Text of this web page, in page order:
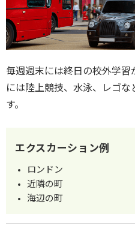
毎週週末には終日の校外学
には陸上競技、水泳、レゴ
す。
エクスカーション例
ロンドン
近隣の町
海辺の町